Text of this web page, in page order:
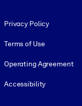
Privacy Policy
Terms of Use
Operating Agreement
Accessibility